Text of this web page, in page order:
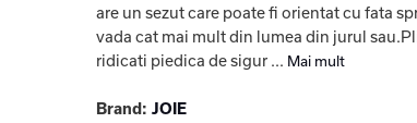
are un sezut care poate fi orientat cu fata
vada cat mai mult din lumea din jurul
ridicati piedica de sigur ... Mai mult
Brand: JOIE